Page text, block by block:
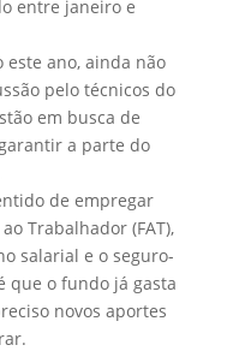
entre janeiro e
este ano, ainda não
pelo técnicos do
em busca de
a parte do
de empregar
Trabalhador (FAT),
salarial e o seguro-
que o fundo já gasta
novos aportes